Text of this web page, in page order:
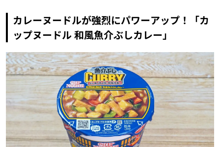
カレーヌードルが強烈にパワーアップ！「カ
ップヌードル 和風魚介ぶしカレー」